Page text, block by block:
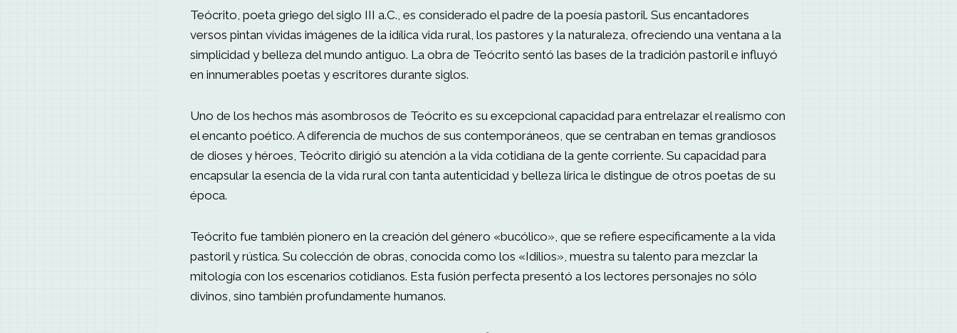
Teócrito, poeta griego del siglo III a.C., es considerado el padre de la poesía pastoril. Sus encantadores
versos pintan vívidas imágenes de la idílica vida rural, los pastores y la naturaleza, ofreciendo una ventana a la
simplicidad y belleza del mundo antiguo. La obra de Teócrito sentó las bases de la tradición pastoril e influyó
en innumerables poetas y escritores durante siglos.
Uno de los hechos más asombrosos de Teócrito es su excepcional capacidad para entrelazar el realismo con
el encanto poético. A diferencia de muchos de sus contemporáneos, que se centraban en temas grandiosos
de dioses y héroes, Teócrito dirigió su atención a la vida cotidiana de la gente corriente. Su capacidad para
encapsular la esencia de la vida rural con tanta autenticidad y belleza lírica le distingue de otros poetas de su
época.
Teócrito fue también pionero en la creación del género «bucólico», que se refiere específicamente a la vida
pastoril y rústica. Su colección de obras, conocida como los «Idilios», muestra su talento para mezclar la
mitología con los escenarios cotidianos. Esta fusión perfecta presentó a los lectores personajes no sólo
divinos, sino también profundamente humanos.